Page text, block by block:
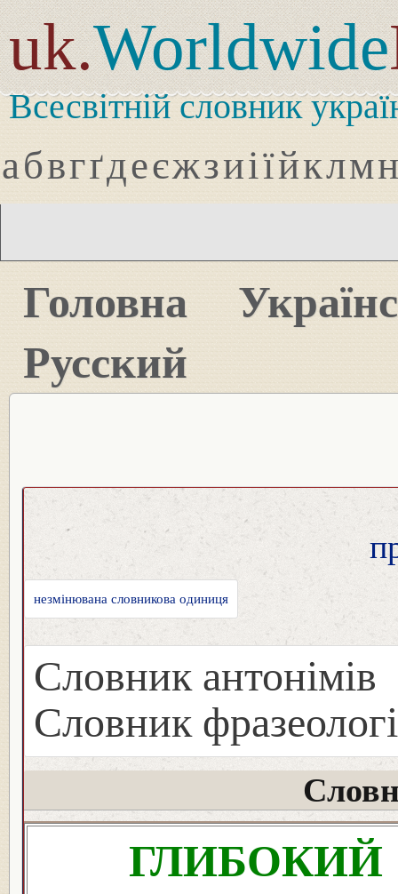
uk.Worldwide
Всесвітній словник
абвгґдеєжзиіїйклмн
Головна
Русский
незмінювана словникова одиниця
Словник антонімів
Словник
ГЛИБОКИЙ